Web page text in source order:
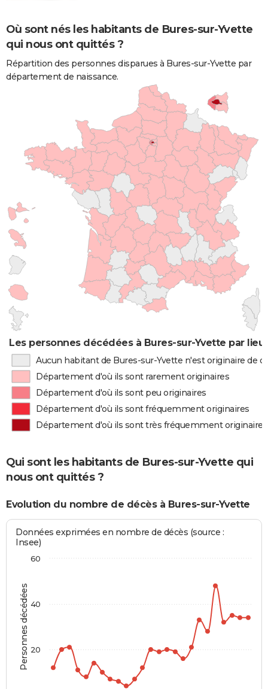
Où sont nés les habitants de Bures-sur-Yvette
qui nous ont quittés ?
Répartition des personnes disparues à Bures-sur-Yvette par
département de naissance.
Les personnes décédées à Bures-sur-Yvette par lieu
Aucun habitant de Bures-sur-Yvette n'est originaire de
Département d'où ils sont rarement originaires
Département d'où ils sont peu originaires
Département d'où ils sont fréquemment originaires
Département d'où ils sont très fréquemment originaires
Qui sont les habitants de Bures-sur-Yvette qui
nous ont quittés ?
Evolution du nombre de décès à Bures-sur-Yvette
Personnes décédées
Données exprimées en nombre de décès (source :
Insee)
20
40
60